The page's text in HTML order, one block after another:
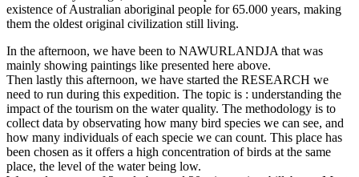
existence of Australian aboriginal people for 65.000 years, making
them the oldest original civilization still living.
In the afternoon, we have been to NAWURLANDJA that was
mainly showing paintings like presented here above.
Then lastly this afternoon, we have started the RESEARCH we
need to run during this expedition. The topic is : understanding the
impact of the tourism on the water quality. The methodology is to
collect data by observating how many bird species we can see, and
how many individuals of each specie we can count. This place has
been chosen as it offers a high concentration of birds at the same
place, the level of the water being low.